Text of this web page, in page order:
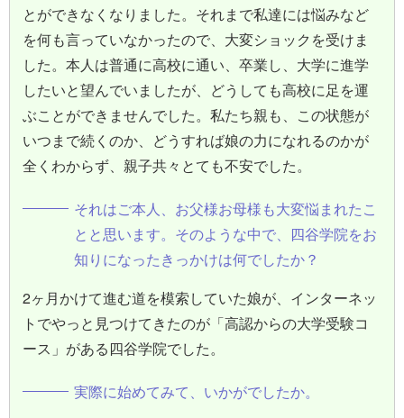
とができなくなりました。それまで私達には悩みなど
を何も言っていなかったので、大変ショックを受けま
した。本人は普通に高校に通い、卒業し、大学に進学
したいと望んでいましたが、どうしても高校に足を運
ぶことができませんでした。私たち親も、この状態が
いつまで続くのか、どうすれば娘の力になれるのかが
全くわからず、親子共々とても不安でした。
それはご本人、お父様お母様も大変悩まれたこ
とと思います。そのような中で、四谷学院をお
知りになったきっかけは何でしたか？
2ヶ月かけて進む道を模索していた娘が、インターネッ
トでやっと見つけてきたのが「高認からの大学受験コ
ース」がある四谷学院でした。
実際に始めてみて、いかがでしたか。